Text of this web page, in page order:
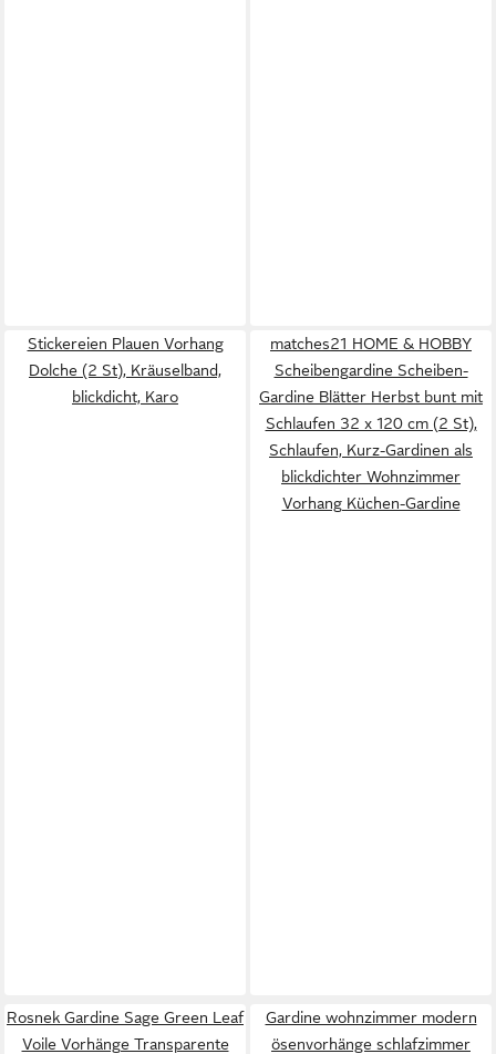
Stickereien Plauen Vorhang
Dolche (2 St), Kräuselband,
blickdicht, Karo
matches21 HOME & HOBBY
Scheibengardine Scheiben-
Gardine Blätter Herbst bunt mit
Schlaufen 32 x 120 cm (2 St),
Schlaufen, Kurz-Gardinen als
blickdichter Wohnzimmer
Vorhang Küchen-Gardine
Rosnek Gardine Sage Green Leaf
Voile Vorhänge Transparente
Gardine wohnzimmer modern
ösenvorhänge schlafzimmer